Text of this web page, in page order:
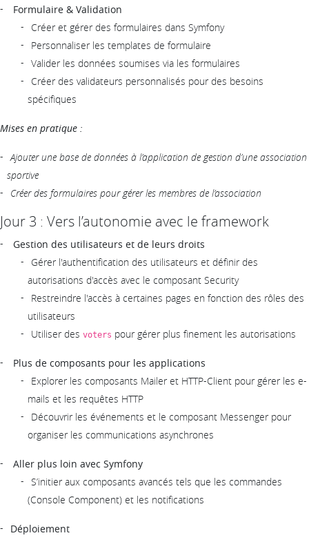
Formulaire & Validation
Créer et gérer des formulaires dans Symfony
Personnaliser les templates de formulaire
Valider les données soumises via les formulaires
Créer des validateurs personnalisés pour des besoins
spécifiques
Mises en pratique :
Ajouter une base de données à l’application de gestion d’une association
sportive
Créer des formulaires pour gérer les membres de l’association
Jour 3 : Vers l’autonomie avec le framework
Gestion des utilisateurs et de leurs droits
Gérer l'authentification des utilisateurs et définir des
autorisations d'accès avec le composant Security
Restreindre l'accès à certaines pages en fonction des rôles des
utilisateurs
Utiliser des voters pour gérer plus finement les autorisations
Plus de composants pour les applications
Explorer les composants Mailer et HTTP-Client pour gérer les e-
mails et les requêtes HTTP
Découvrir les événements et le composant Messenger pour
organiser les communications asynchrones
Aller plus loin avec Symfony
S’initier aux composants avancés tels que les commandes
(Console Component) et les notifications
Déploiement